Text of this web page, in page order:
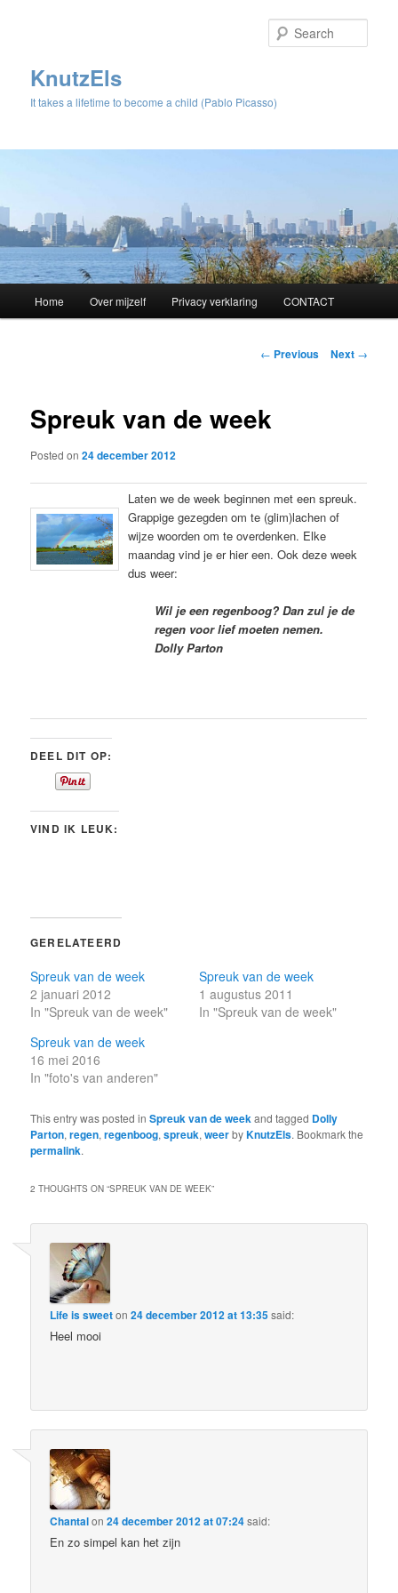
KnutzEls
It takes a lifetime to become a child (Pablo Picasso)
Skip
content
Home Over mijzelf Privacy verklaring CONTACT
Post
← Previous Next →
Spreuk van de week
Posted on24 december 2012
Laten we de week beginnen met een spreuk.
Grappige gezegden om te (glim)lachen of
wijze woorden om te overdenken. Elke
maandag vind je er hier een. Ook deze week
dus weer:
Wil je een regenboog? Dan zul je de
regen voor lief moeten nemen.
Dolly Parton
DEEL DIT OP:
VIND IK LEUK:
GERELATEERD
Spreuk van de week
2 januari 2012
In "Spreuk van de week"
Spreuk van de week
1 augustus 2011
In "Spreuk van de week"
Spreuk van de week
16 mei 2016
In "foto's van anderen"
This entry was posted inSpreuk van de weekand tagged Dolly
Parton,regen,regenboog,spreuk,weerbyKnutzEls. Bookmark the
permalink.
2 THOUGHTS ON “SPREUK VAN DE WEEK”
Life is sweeton24 december 2012 at 13:35said:
Heel mooi
Chantalon24 december 2012 at 07:24said:
En zo simpel kan het zijn